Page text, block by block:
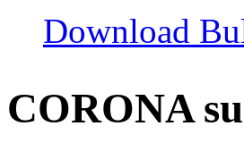
Download
CORONA